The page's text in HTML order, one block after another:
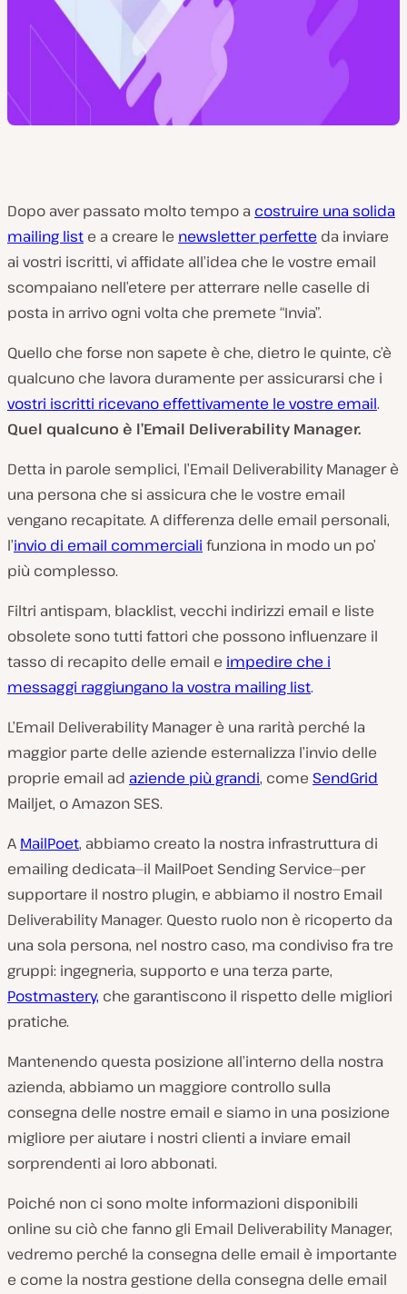
Dopo aver passato molto tempo a costruire una solida
mailing list e a creare le newsletter perfette da inviare
ai vostri iscritti, vi affidate all’idea che le vostre email
scompaiano nell’etere per atterrare nelle caselle di
posta in arrivo ogni volta che premete “Invia”.
Quello che forse non sapete è che, dietro le quinte, c’è
qualcuno che lavora duramente per assicurarsi che i
vostri iscritti ricevano effettivamente le vostre email.
Quel qualcuno è l’Email Deliverability Manager.
Detta in parole semplici, l’Email Deliverability Manager è
una persona che si assicura che le vostre email
vengano recapitate. A differenza delle email personali,
l’invio di email commerciali funziona in modo un po’
più complesso.
Filtri antispam, blacklist, vecchi indirizzi email e liste
obsolete sono tutti fattori che possono influenzare il
tasso di recapito delle email e impedire che i
messaggi raggiungano la vostra mailing list.
L’Email Deliverability Manager è una rarità perché la
maggior parte delle aziende esternalizza l’invio delle
proprie email ad aziende più grandi, come SendGrid
Mailjet, o Amazon SES.
A MailPoet, abbiamo creato la nostra infrastruttura di
emailing dedicata—il MailPoet Sending Service—per
supportare il nostro plugin, e abbiamo il nostro Email
Deliverability Manager. Questo ruolo non è ricoperto da
una sola persona, nel nostro caso, ma condiviso fra tre
gruppi: ingegneria, supporto e una terza parte,
Postmastery, che garantiscono il rispetto delle migliori
pratiche.
Mantenendo questa posizione all’interno della nostra
azienda, abbiamo un maggiore controllo sulla
consegna delle nostre email e siamo in una posizione
migliore per aiutare i nostri clienti a inviare email
sorprendenti ai loro abbonati.
Poiché non ci sono molte informazioni disponibili
online su ciò che fanno gli Email Deliverability Manager,
vedremo perché la consegna delle email è importante
e come la nostra gestione della consegna delle email